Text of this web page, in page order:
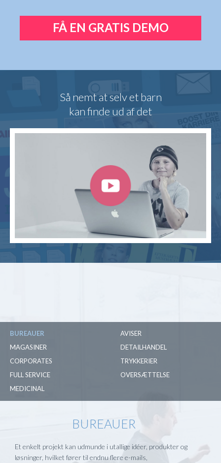
FÅ EN GRATIS DEMO
Så nemt at selv et barn
kan finde ud af det
BUREAUER
AVISER
MAGASINER
DETAILHANDEL
CORPORATES
TRYKKERIER
FULL SERVICE
OVERSÆTTELSE
MEDICINAL
BUREAUER
Et enkelt projekt kan udmunde i utallige idéer, produkter og
løsninger, hvilket fører til endnu flere e-mails,